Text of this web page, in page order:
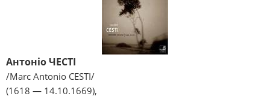
Антоніо ЧЕСТІ
/Marc Antonio CESTI/
(1618 — 14.10.1669),